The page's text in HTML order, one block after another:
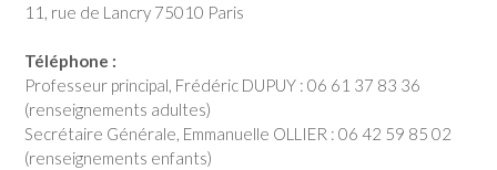
11, rue de Lancry 75010 Paris
Téléphone :
Professeur principal, Frédéric DUPUY : 06 61 37 83 36
(renseignements adultes)
Secrétaire Générale, Emmanuelle OLLIER : 06 42 59 85 02
(renseignements enfants)